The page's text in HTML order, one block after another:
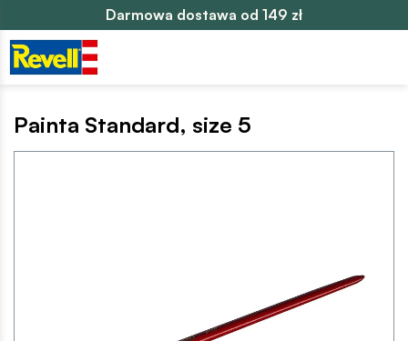
Darmowa dostawa od 149 zł
Painta Standard, size 5